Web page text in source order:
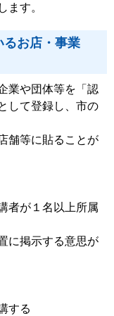
ます。
るお店・事業
業や団体等を 「認
して登録し、市の
舗等に貼ることが
者が１名以上所属
に掲示する意思が
する